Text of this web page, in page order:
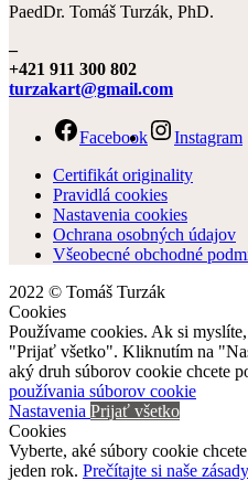
PaedDr. Tomáš Turzák, PhD.
–
+421 911 300 802
turzakart@gmail.com
Facebook
Instagram
Certifikát originality
Pravidlá cookies
Nastavenia cookies
Ochrana osobných údajov
Všeobecné obchodné
2022 © Tomáš Turzák
Cookies
Používame cookies. Ak si
"Prijať všetko". Kliknutím na
aký druh súborov cookie chcete
používania súborov cookie
Nastavenia Prijať všetko
Cookies
Vyberte, aké súbory cookie
jeden rok. Prečítajte si naše